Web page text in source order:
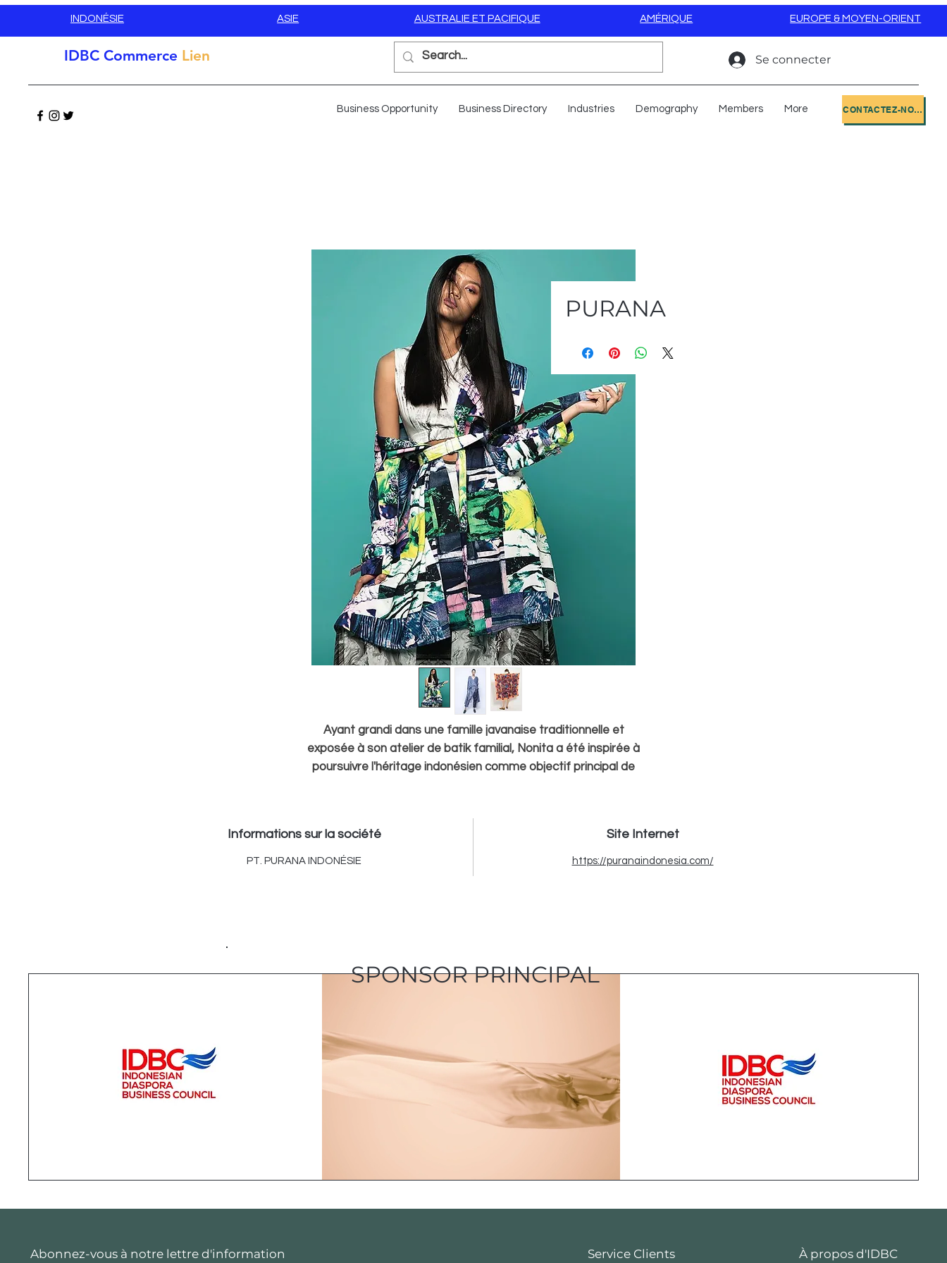
INDONÉSIE ASIE AUSTRALIE ET PACIFIQUE AMÉRIQUE EUROPE & MOYEN-ORIENT
IDBC Commerce Lien Se connecter
Business Opportunity Business Directory Industries Demography Members More CONTACTEZ-NOUS
PURANA
Ayant grandi dans une famille javanaise traditionnelle et
exposée à son atelier de batik familial, Nonita a été inspirée à
poursuivre l'héritage indonésien comme objectif principal de
mode à l'étranger et la possibilité d'interviewer des créateurs
Informations sur la société
PT. PURANA INDONÉSIE
Site Internet
https://puranaindonesia.com/
SPONSOR PRINCIPAL
Abonnez-vous à notre lettre d'information Service Clients
À propos d'IDBC